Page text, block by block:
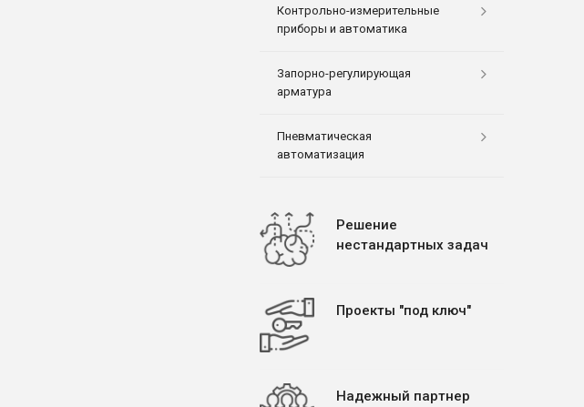
Контрольно-измерительные
приборы и автоматика
Запорно-регулирующая
арматура
Пневматическая
автоматизация
Решение
нестандартных задач
Проекты "под ключ"
Надежный партнер